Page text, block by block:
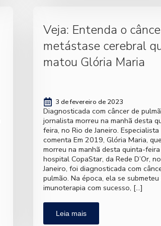
Veja: Entenda o
metástase cerebral
matou Glória Maria
3 de fevereiro de 2023
Diagnosticada com câncer de
jornalista morreu na manhã desta
feira, no Rio de Janeiro. Especialista
comenta Em 2019, Glória Maria, que
morreu na manhã desta quinta-
hospital CopaStar, da Rede D’Or,
Janeiro, foi diagnosticada com
pulmão. Na época, ela se submeteu
imunoterapia com sucesso, […]
Leia mais